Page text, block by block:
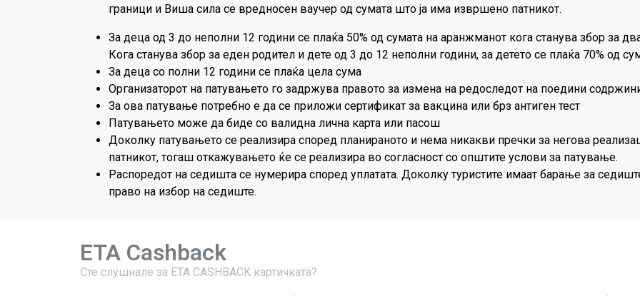
граници и Виша сила се вредносен ваучер од сумата што ја има извршено патникот.
За деца од 3 до неполни 12 години се плаќа 50% од сумата на аранжманот кога станува збор за
Кога станува збор за еден родител и дете од 3 до 12 неполни години, за детето се плаќа 70% од
За деца со полни 12 години се плаќа цела сума
Организаторот на патувањето го задржува правото за измена на редоследот на поедини
За ова патување потребно е да се приложи сертификат за вакцина или брз антиген тест
Патувањето може да биде со валидна лична карта или пасош
Доколку патувањето се реализира според планираното и нема никакви пречки за негова
патникот, тогаш откажувањето ќе се реализира во согласност со општите услови за патување.
Распоредот на седишта се нумерира според уплатата. Доколку туристите имаат барање за
право на избор на седиште.
ETA Cashback
Сте слушнале за ЕТА CASHBACK картичката?